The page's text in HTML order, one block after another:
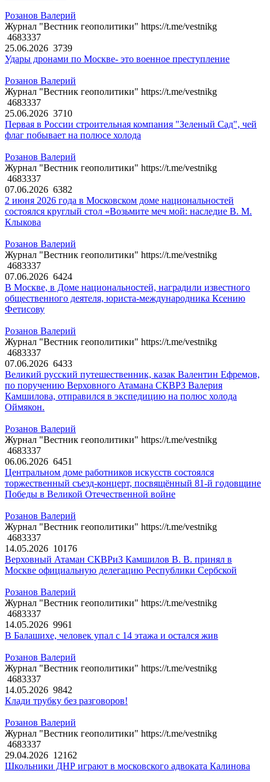
Розанов Валерий
Журнал "Вестник геополитики" https://t.me/vestnikg
4683337
25.06.2026 3739
Удары дронами по Москве- это военное преступление
Розанов Валерий
Журнал "Вестник геополитики" https://t.me/vestnikg
4683337
25.06.2026 3710
Первая в России строительная компания "Зеленый Сад", чей
флаг побывает на полюсе холода
Розанов Валерий
Журнал "Вестник геополитики" https://t.me/vestnikg
4683337
07.06.2026 6382
2 июня 2026 года в Московском доме национальностей
состоялся круглый стол «Возьмите меч мой: наследие В. М.
Клыкова
Розанов Валерий
Журнал "Вестник геополитики" https://t.me/vestnikg
4683337
07.06.2026 6424
В Москве, в Доме национальностей, наградили известного
общественного деятеля, юриста-международника Ксению
Фетисову
Розанов Валерий
Журнал "Вестник геополитики" https://t.me/vestnikg
4683337
07.06.2026 6433
Великий русский путешественник, казак Валентин Ефремов,
по поручению Верховного Атамана СКВРЗ Валерия
Камшилова, отправился в экспедицию на полюс холода
Оймякон.
Розанов Валерий
Журнал "Вестник геополитики" https://t.me/vestnikg
4683337
06.06.2026 6451
Центральном доме работников искусств состоялся
торжественный съезд-концерт, посвящённый 81-й годовщине
Победы в Великой Отечественной войне
Розанов Валерий
Журнал "Вестник геополитики" https://t.me/vestnikg
4683337
14.05.2026 10176
Верховный Атаман СКВРиЗ Камшилов В. В. принял в
Москве официальную делегацию Республики Сербской
Розанов Валерий
Журнал "Вестник геополитики" https://t.me/vestnikg
4683337
14.05.2026 9961
В Балашихе, человек упал с 14 этажа и остался жив
Розанов Валерий
Журнал "Вестник геополитики" https://t.me/vestnikg
4683337
14.05.2026 9842
Клади трубку без разговоров!
Розанов Валерий
Журнал "Вестник геополитики" https://t.me/vestnikg
4683337
29.04.2026 12162
Школьники ДНР играют в московского адвоката Калинова